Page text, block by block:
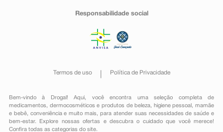
Responsabilidade social
Termos de uso Política de Privacidade
Bem-vindo à Drogal! Aqui, você encontra uma seleção completa de
medicamentos , dermocosméticos e produtos de beleza, higiene pessoal ,mamãe
e bebê, conveniênciae muito mais, para atender suas necessidades de saúde e
bem-estar. Explore nossas ofertas e descubra o cuidado que você merece!
Confira todas as categorias do site.